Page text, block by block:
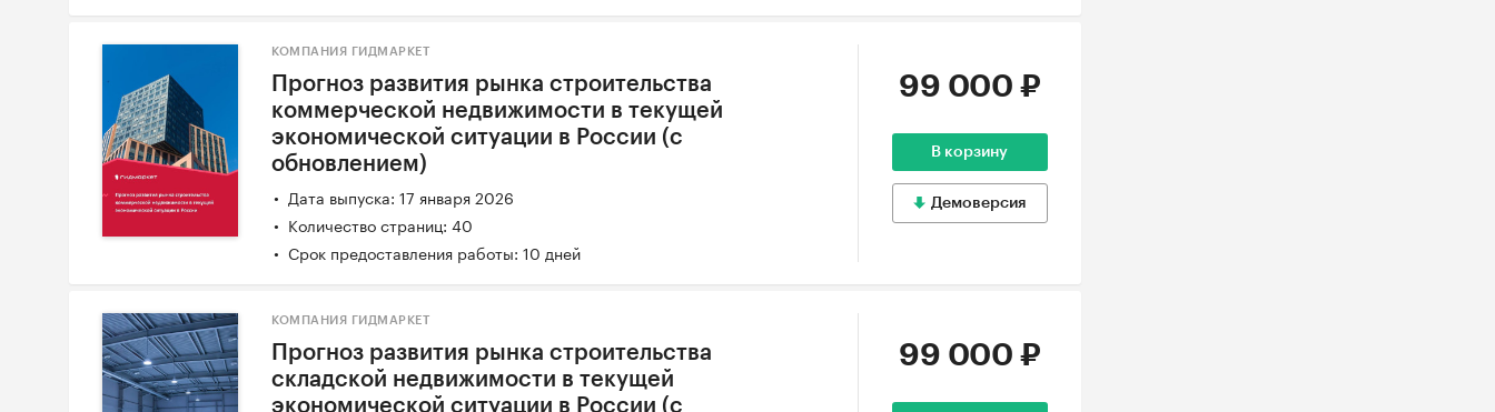
КОМПАНИЯ ГИДМАРКЕТ
Прогноз развития рынка строительства
коммерческой недвижимости в текущей
экономической ситуации в России (с
обновлением)
Дата выпуска: 17 января 2026
Количество страниц: 40
Срок предоставления работы: 10 дней
99 000 ₽
В корзину
Демоверсия
КОМПАНИЯ ГИДМАРКЕТ
Прогноз развития рынка строительства
складской недвижимости в текущей
экономической ситуации в России (с
99 000 ₽